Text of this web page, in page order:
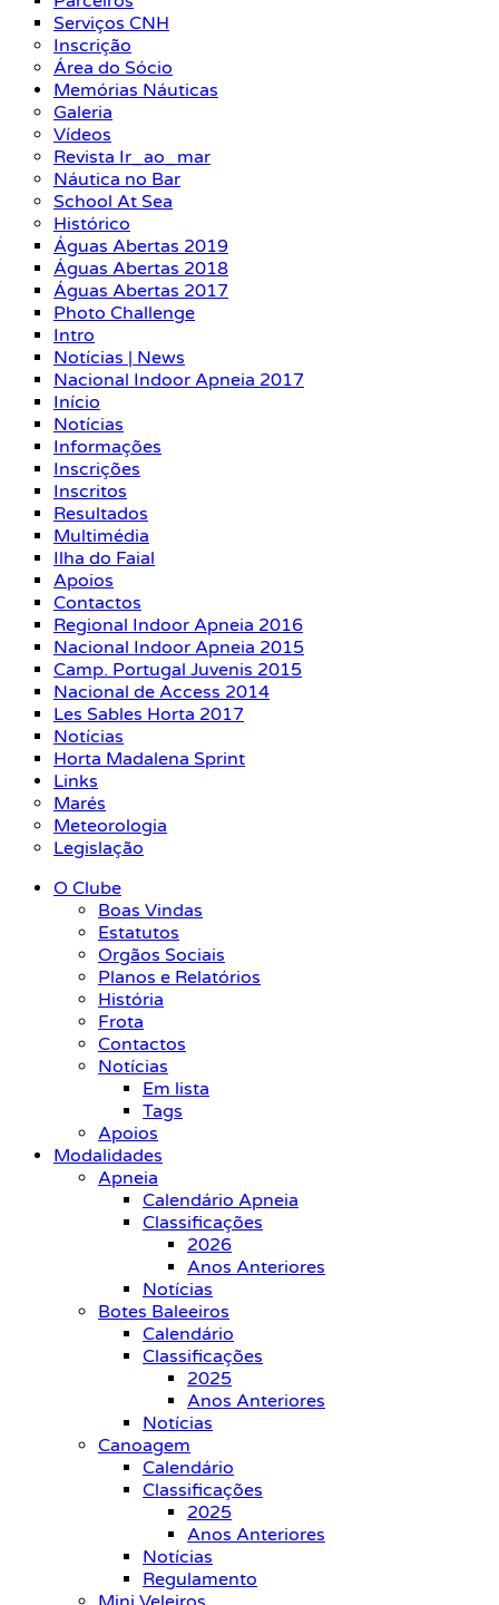
Serviços CNH
Inscrição
Área do Sócio
Memórias Náuticas
Galeria
Vídeos
Revista Ir_ao_mar
Náutica no Bar
School At Sea
Histórico
Águas Abertas 2019
Águas Abertas 2018
Águas Abertas 2017
Photo Challenge
Intro
Notícias | News
Nacional Indoor Apneia 2017
Início
Notícias
Informações
Inscrições
Inscritos
Resultados
Multimédia
Ilha do Faial
Apoios
Contactos
Regional Indoor Apneia 2016
Nacional Indoor Apneia 2015
Camp. Portugal Juvenis 2015
Nacional de Access 2014
Les Sables Horta 2017
Notícias
Horta Madalena Sprint
Links
Marés
Meteorologia
Legislação
O Clube
Boas Vindas
Estatutos
Orgãos Sociais
Planos e Relatórios
História
Frota
Contactos
Notícias
Em lista
Tags
Apoios
Modalidades
Apneia
Calendário Apneia
Classificações
2026
Anos Anteriores
Notícias
Botes Baleeiros
Calendário
Classificações
2025
Anos Anteriores
Notícias
Canoagem
Calendário
Classificações
2025
Anos Anteriores
Notícias
Regulamento